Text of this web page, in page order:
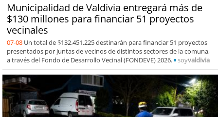
Municipalidad de Valdivia entregará más de
$130 millones para financiar 51 proyectos
vecinales
07-08 Un total de $132.451.225 destinarán para financiar 51 proyectos
presentados por juntas de vecinos de distintos sectores de la comuna,
a través del Fondo de Desarrollo Vecinal (FONDEVE) 2026.
soyvaldivia